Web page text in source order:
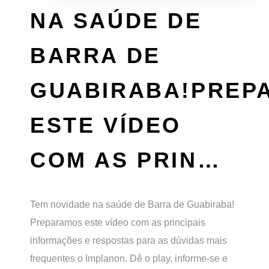
NA SAÚDE DE
BARRA DE
ESTE VÍDEO
COM AS PRIN…
Tem novidade na saúde de Barra de Guabiraba!
Preparamos este vídeo com as principais
informações e respostas para as dúvidas mais
frequentes o Implanon. Dê o play, informe-se e